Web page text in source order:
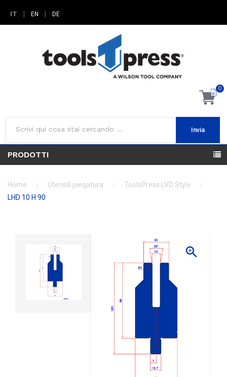
IT EN DE
0
Invia
PRODOTTI
Home Utensili piegatura
ToolsPress LVD Style
LHD 10 H 90
